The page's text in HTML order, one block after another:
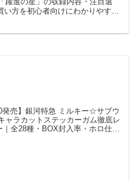
い方を初心者向けにわかりやすく
発売】銀河特急 ミルキー☆サブウ
ャラカットステッカーガム徹底レ
｜全28種・BOX封入率・ホロ仕様